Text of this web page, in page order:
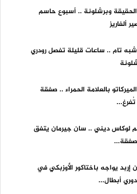
وبرشلونة .. أسبوع حاسم
ألفاريز
تام .. ساعات قليلة تفصل رودري
بالعلامة الحمراء .. صفقة
لوكاس ديني .. سان جيرمان يتفق
إربد يواجه باختاكور الأوزبكي في
أبطال...